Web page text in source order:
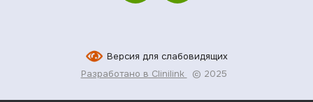
Версия для слабовидящих
Разработано в Clinilink
© 2025